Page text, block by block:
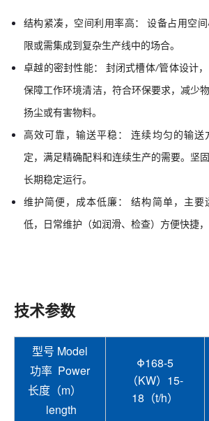
结构紧凑，空间利用率高： 设备占用空
限或需集成到复杂生产线中的场合。
卓越的密封性能： 封闭式槽体/管体设计
保障工作环境清洁，符合环保要求，减少
扬尘或有害物料。
高效可靠，输送平稳： 连续均匀的输送
定，满足精确配料和连续生产的需要。坚
长期稳定运行。
维护简便，成本低廉： 结构简单，主要
低，日常维护（如润滑、检查）方便快捷
技术参数
型号 Model
功率 Power
长度（m）
length
Φ168-5
（KW）15-
18（t/h）